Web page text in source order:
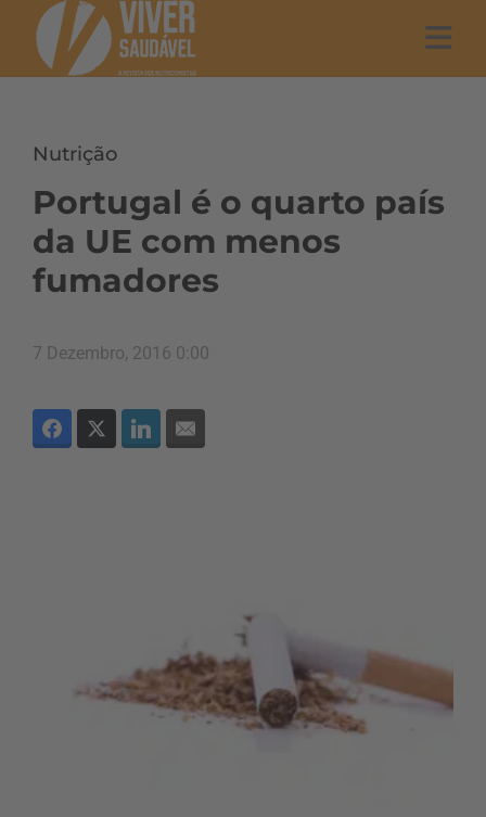
Nutrição
Portugal é o quarto país
da UE com menos
fumadores
7 Dezembro, 2016 0:00